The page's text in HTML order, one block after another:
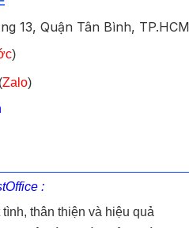
13, Quận Tân Bình, TP.HCM
)
Zalo)
:
thân thiện và hiệu quả